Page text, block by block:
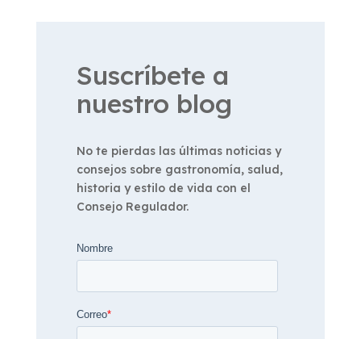
Suscríbete a
nuestro blog
No te pierdas las últimas noticias y
consejos sobre gastronomía, salud,
historia y estilo de vida con el
Consejo Regulador.